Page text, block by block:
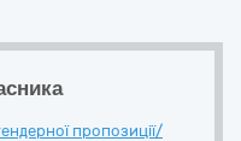
пропозиції/